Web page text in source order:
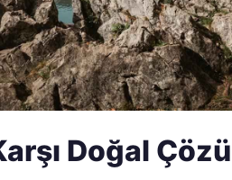
Doğal